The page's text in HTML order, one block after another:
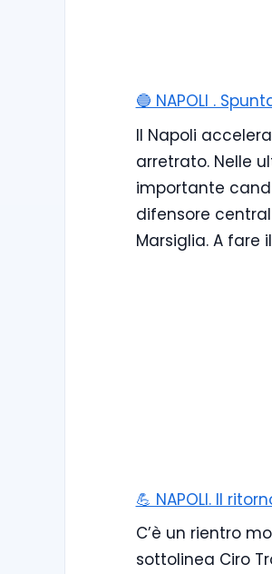
🔵 NAPOLI .
Il Napoli
arretrato. Nelle
importante
difensore
Marsiglia. A fare
💪 NAPOLI. Il
C’è un rientro
sottolinea Ciro